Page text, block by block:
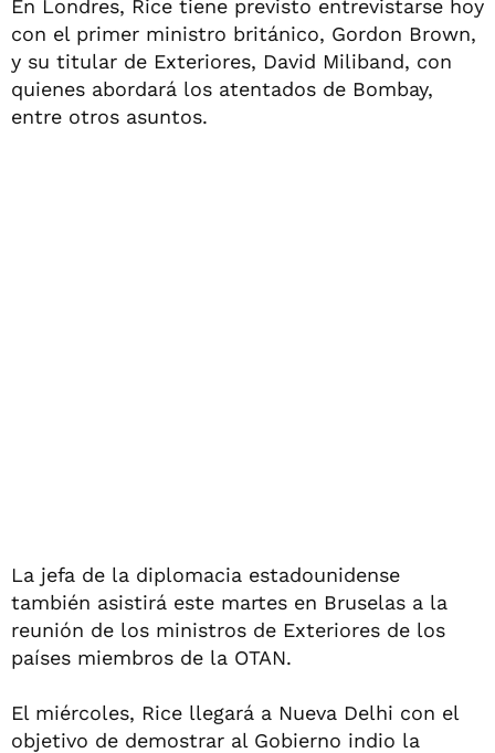
En Londres, Rice tiene previsto entrevistarse hoy
con el primer ministro británico, Gordon Brown,
y su titular de Exteriores, David Miliband, con
quienes abordará los atentados de Bombay,
entre otros asuntos.
La jefa de la diplomacia estadounidense
también asistirá este martes en Bruselas a la
reunión de los ministros de Exteriores de los
países miembros de la OTAN.
El miércoles, Rice llegará a Nueva Delhi con el
objetivo de demostrar al Gobierno indio la